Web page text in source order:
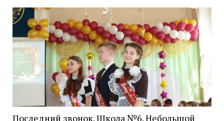
Последний звонок. Школа №6. Небольшой